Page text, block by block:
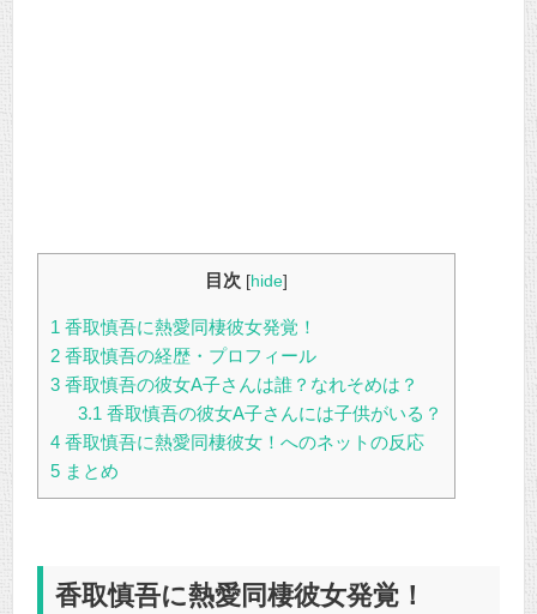
目次 [hide]
1 香取慎吾に熱愛同棲彼女発覚！
2 香取慎吾の経歴・プロフィール
3 香取慎吾の彼女A子さんは誰？なれそめは？
3.1 香取慎吾の彼女A子さんには子供がいる？
4 香取慎吾に熱愛同棲彼女！へのネットの反応
5 まとめ
香取慎吾に熱愛同棲彼女発覚！